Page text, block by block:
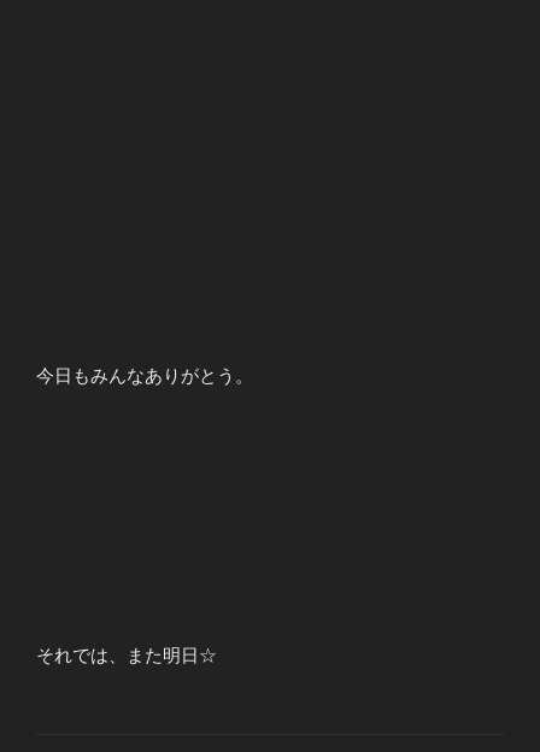
今日もみんなありがとう。
それでは、また明日☆